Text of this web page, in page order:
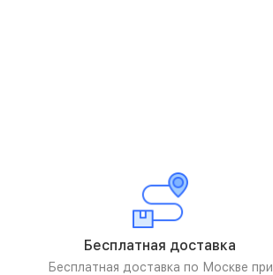
Бесплатная доставка
Бесплатная доставка по Москве при